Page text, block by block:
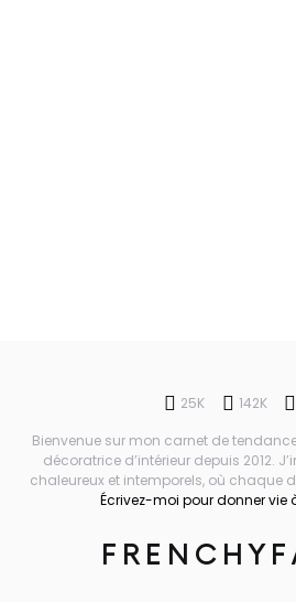
25K 142K
Bienvenue sur mon carnet de
décoratrice d’intérieur depuis 2012.
chaleureux et intemporels, où chaque
Écrivez-moi pour donner vie